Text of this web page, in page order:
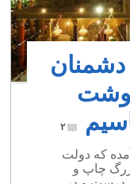
۲
که دولت
چاپ و